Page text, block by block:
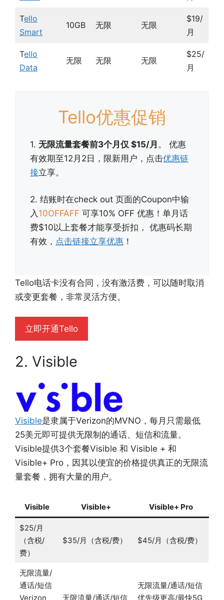
Tello
Smart
10GB 无限 无限
$19/
月
Tello
Data
无限 无限 无限
$25/
月
Tello优惠促销
1. 无限流量套餐前3个月仅 $15/月 。 优惠
有效期至12月2日，限新用户，点击优惠链
接立享。
2. 结账时在check out 页面的Coupon中输
入 10OFFAFF 可享10% OFF 优惠！单月话
费$10以上套餐才能享受折扣， 优惠码长期
有效， 点击链接立享优惠 ！
Tello电话卡没有合同，没有激活费，可以随时取消
或变更套餐，非常灵活方便。
立即开通Tello
2. Visible
Visible是隶属于Verizon的MVNO，每月只需最低
25美元即可提供无限制的通话、短信和流量。
Visible提供3个套餐Visible 和 Visible + 和
Visible+ Pro，因其以便宜的价格提供真正的无限流
量套餐，拥有大量的用户。
Visible Visible+ Visible+ Pro
$25/月
（含税/
费）
$35/月（含税/费） $45/月（含税/费）
无限流量/
通话/短信
Verizon
无限流量/通话/短信
无限流量/通话/短信
优先级更高/最快5G